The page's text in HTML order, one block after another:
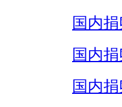
国内
国内
国内